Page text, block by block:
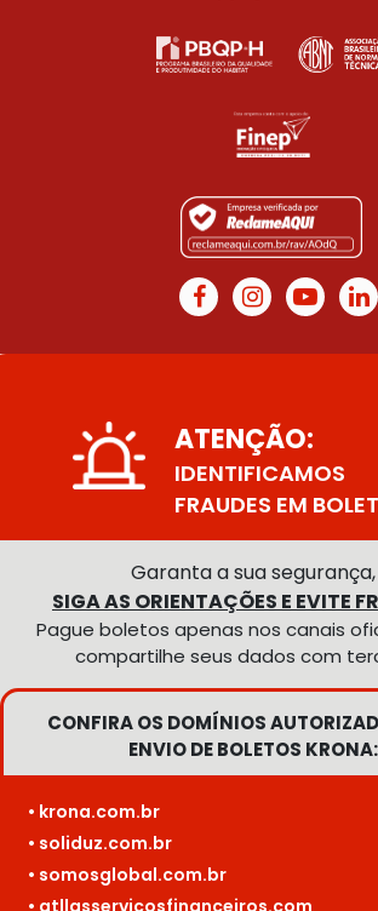
ATENÇÃO:
IDENTIFICAMOS
FRAUDES EM
Garanta a sua segurança,
SIGA AS ORIENTAÇÕES E EVITE
Pague boletos apenas nos canais
compartilhe seus dados com
CONFIRA OS DOMÍNIOS
ENVIO DE BOLETOS KRONA:
• krona.com.br
• soliduz.com.br
• somosglobal.com.br
• atllasservicosfinanceiros.com